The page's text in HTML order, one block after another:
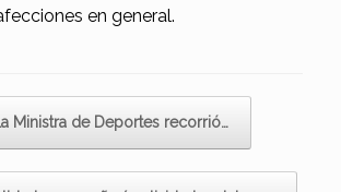
en general.
Ministra de Deportes recorrió…